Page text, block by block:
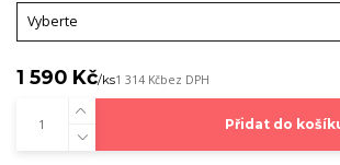
1 590 Kč/ks1 314 Kčbez DPH
Přidat do